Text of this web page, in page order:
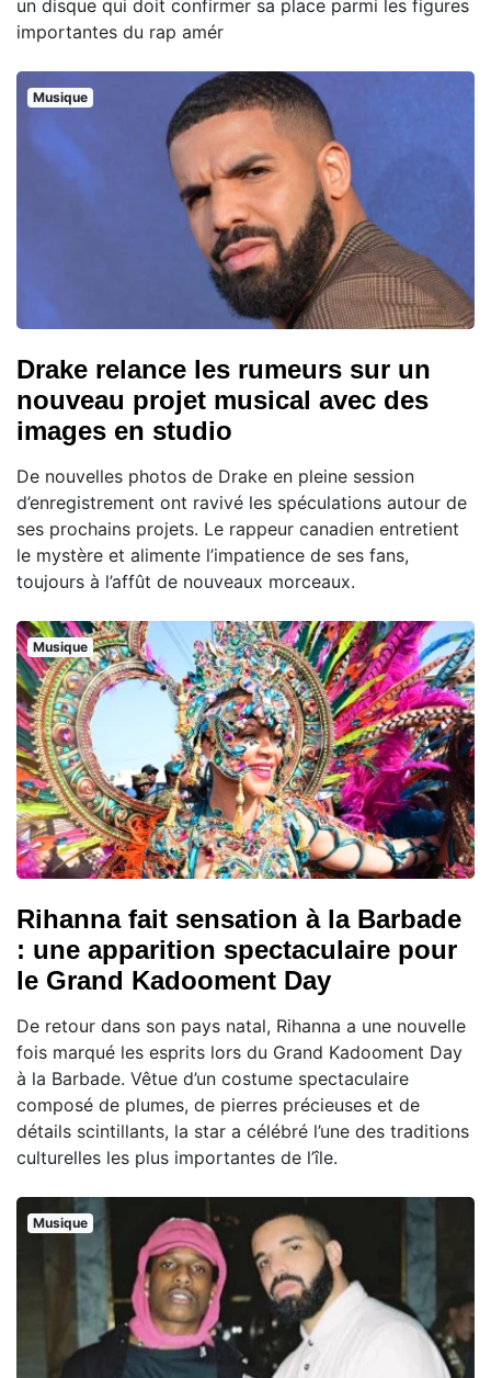
un disque qui doit confirmer sa place parmi les figures
importantes du rap amér
Musique
Drake relance les rumeurs sur un
nouveau projet musical avec des
images en studio
De nouvelles photos de Drake en pleine session
d’enregistrement ont ravivé les spéculations autour de
ses prochains projets. Le rappeur canadien entretient
le mystère et alimente l’impatience de ses fans,
toujours à l’affût de nouveaux morceaux.
Musique
Rihanna fait sensation à la Barbade
: une apparition spectaculaire pour
le Grand Kadooment Day
De retour dans son pays natal, Rihanna a une nouvelle
fois marqué les esprits lors du Grand Kadooment Day
à la Barbade. Vêtue d’un costume spectaculaire
composé de plumes, de pierres précieuses et de
détails scintillants, la star a célébré l’une des traditions
culturelles les plus importantes de l’île.
Musique